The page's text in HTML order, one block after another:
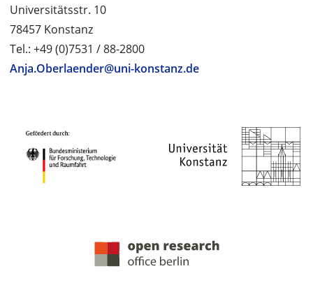
Universitätsstr. 10
78457 Konstanz
Tel.: +49 (0)7531 / 88-2800
Anja.Oberlaender@uni-konstanz.de